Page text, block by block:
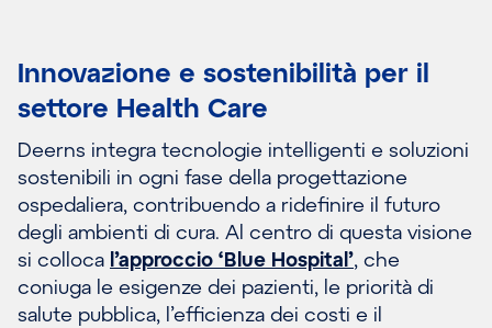
Innovazione e sostenibilità per il
settore Health Care
Deerns integra tecnologie intelligenti e soluzioni
sostenibili in ogni fase della progettazione
ospedaliera, contribuendo a ridefinire il futuro
degli ambienti di cura. Al centro di questa visione
si colloca l’approccio ‘Blue Hospital’, che
coniuga le esigenze dei pazienti, le priorità di
salute pubblica, l’efficienza dei costi e il